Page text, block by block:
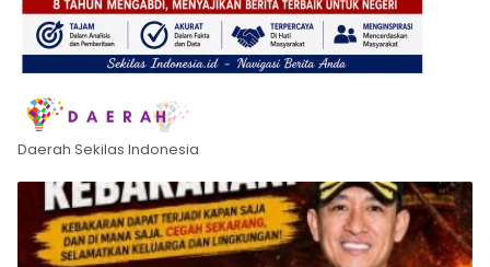
Daerah Sekilas Indonesia